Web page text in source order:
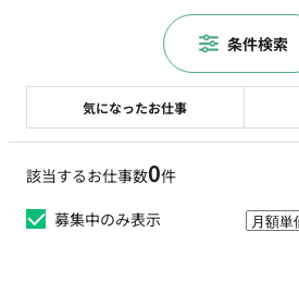
該当するお仕事数0件
募集中のみ表示
気になったお仕事
条件検索